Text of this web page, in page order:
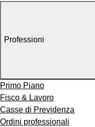
Professioni
Primo Piano
Fisco & Lavoro
Casse di Previdenza
Ordini professionali